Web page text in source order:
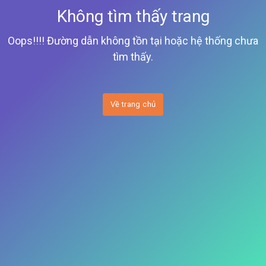
Không tìm thấy trang
Oops!!!! Đường dẫn không tồn tại hoặc hệ thống chưa
tìm thấy.
Về trang chủ